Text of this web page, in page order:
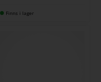
Finns i lager